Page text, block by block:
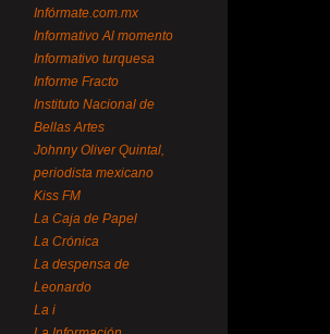
Infórmate.com.mx
Informativo Al momento
Informativo turquesa
Informe Fracto
Instituto Nacional de
Bellas Artes
Johnny Oliver Quintal,
periodista mexicano
Kiss FM
La Caja de Papel
La Crónica
La despensa de
Leonardo
La i